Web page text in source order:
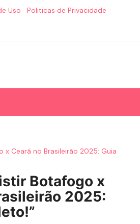
Uso Politicas de Privacidade
x Ceará no Brasileirão 2025: Guia
Botafogo x
2025: